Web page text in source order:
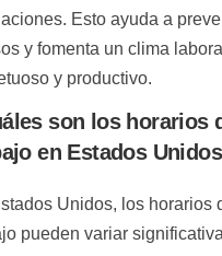
Esto ayuda a
y fomenta un clima
y productivo.
son los horarios
en Estados
Unidos, los horarios
pueden variar